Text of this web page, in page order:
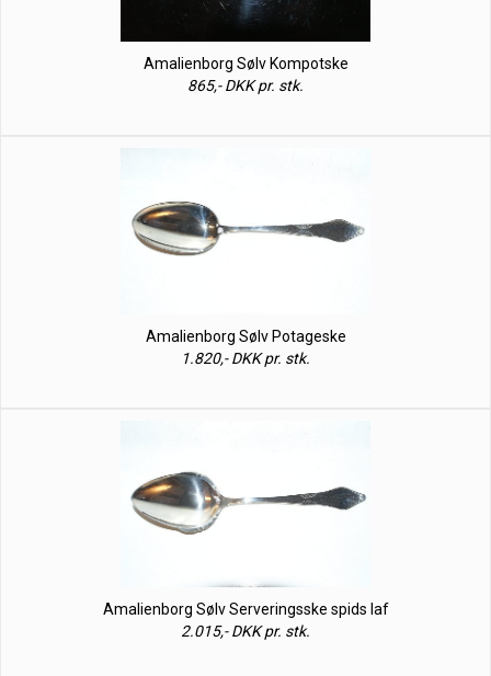
Amalienborg Sølv Kompotske
865,- DKK pr. stk.
Amalienborg Sølv Potageske
1.820,- DKK pr. stk.
Amalienborg Sølv Serveringsske spids laf
2.015,- DKK pr. stk.